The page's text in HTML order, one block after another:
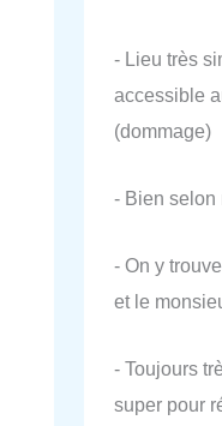
- Lieu très
accessible
(dommage)
- Bien selon
- On y
et le
- Toujours
super pour